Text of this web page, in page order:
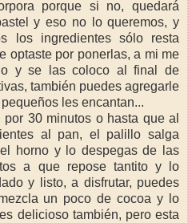
porque si no, quedará
y eso no lo queremos, y
los ingredientes sólo resta
optaste por ponerlas, a mi me
y se las coloco al final de
también puedes agregarle
les encantan...
30 minutos o hasta que al
al pan, el palillo salga
horno y lo despegas de las
a que repose tantito y lo
y listo, a disfrutar, puedes
un poco de cocoa y lo
delicioso también, pero esta